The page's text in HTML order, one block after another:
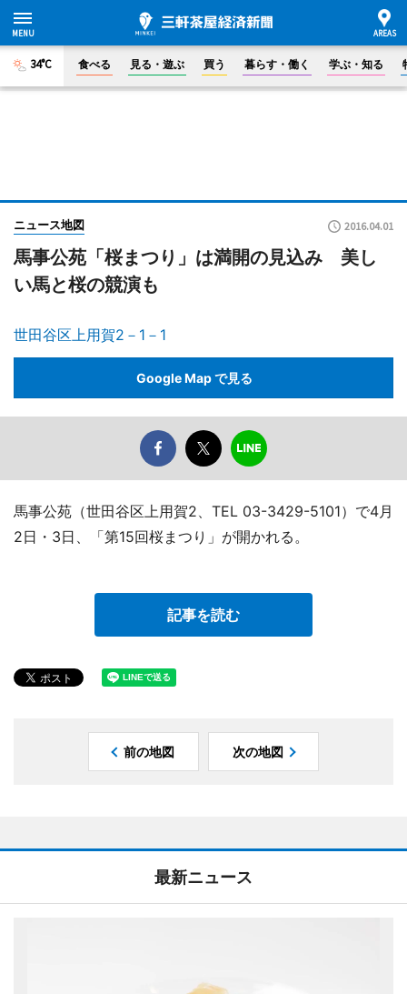
34°C 食べる 見る・遊ぶ 買う 暮らす・働く 学ぶ・知る
ニュース地図 2016.04.01
馬事公苑「桜まつり」は満開の見込み 美し
い馬と桜の競演も
世田谷区上用賀2－1－1
Google Map で見る
馬事公苑（世田谷区上用賀2、TEL 03-3429-5101）で4月
2日・3日、「第15回桜まつり」が開かれる。
記事を読む
前の地図 次の地図
最新ニュース